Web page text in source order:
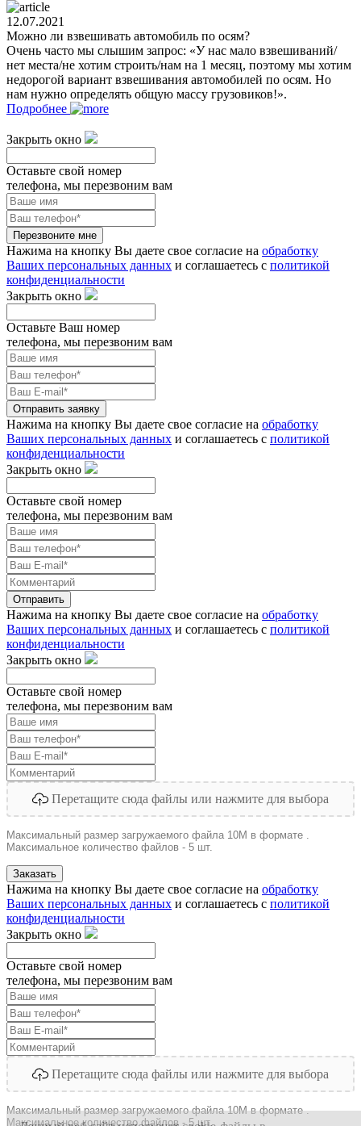
12.07.2021
Можно ли взвешивать автомобиль по осям?
Очень часто мы слышим запрос: «У нас мало взвешиваний/
нет места/не хотим строить/нам на 1 месяц, поэтому мы хотим
недорогой вариант взвешивания автомобилей по осям. Но
нам нужно определять общую массу грузовиков!».
Подробнее
Закрыть окно
Оставьте свой номер
телефона, мы перезвоним вам
Перезвоните мне
Нажима на кнопку Вы даете свое согласие на обработку
Ваших персональных данных и соглашаетесь с политикой
конфиденциальности
Закрыть окно
Оставьте Ваш номер
телефона, мы перезвоним вам
Отправить заявку
Нажима на кнопку Вы даете свое согласие на обработку
Ваших персональных данных и соглашаетесь с политикой
конфиденциальности
Закрыть окно
Оставьте свой номер
телефона, мы перезвоним вам
Отправить
Нажима на кнопку Вы даете свое согласие на обработку
Ваших персональных данных и соглашаетесь с политикой
конфиденциальности
Закрыть окно
Оставьте свой номер
телефона, мы перезвоним вам
Перетащите сюда файлы или нажмите для выбора
Максимальный размер загружаемого файла 10M в формате .
Максимальное количество файлов - 5 шт.
Заказать
Нажима на кнопку Вы даете свое согласие на обработку
Ваших персональных данных и соглашаетесь с политикой
конфиденциальности
Закрыть окно
Оставьте свой номер
телефона, мы перезвоним вам
Перетащите сюда файлы или нажмите для выбора
Максимальный размер загружаемого файла 10M в формате .
Максимальное количество файлов - 5 шт.